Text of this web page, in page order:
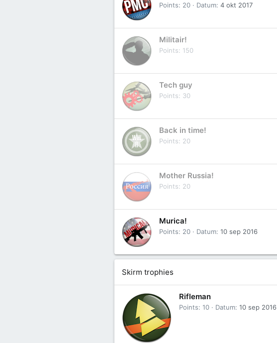
Points 20 Datum 4 okt 2017
Militair!
Points 150
Tech guy
Points 30
Back in time!
Points 20
Mother Russia!
Points 20
Murica!
Points 20 Datum 10 sep 2016
Skirm trophies
Rifleman
Points 10 Datum 10 sep 2016